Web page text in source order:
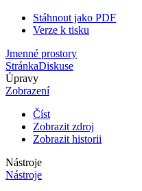
Stáhnout jako PDF
Verze k tisku
Jmenné prostory
StránkaDiskuse
Úpravy
Zobrazení
Číst
Zobrazit zdroj
Zobrazit historii
Nástroje
Nástroje